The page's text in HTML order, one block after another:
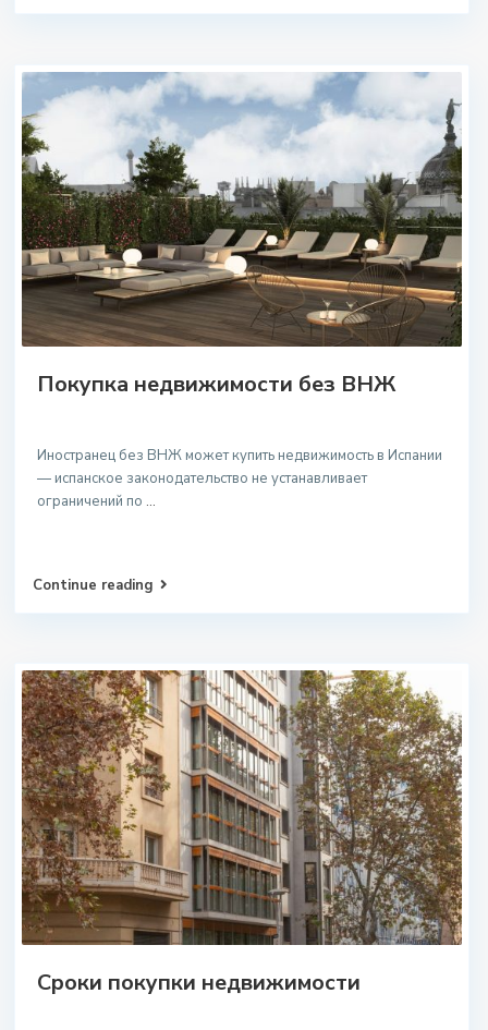
Покупка недвижимости без ВНЖ
Иностранец без ВНЖ может купить недвижимость в Испании
— испанское законодательство не устанавливает
ограничений по ...
Continue reading
Сроки покупки недвижимости